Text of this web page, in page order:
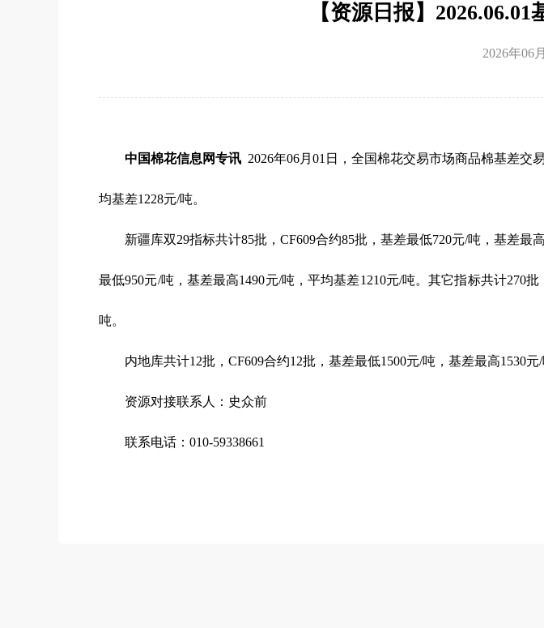
【资源日报】
2026年06
中国棉花信息网专讯 2026年06月01日，全国棉花交易市场商品棉基差交
均基差1228元/吨。
新疆库双29指标共计85批，CF609合约85批，基差最低720元/吨，基差最
最低950元/吨，基差最高1490元/吨，平均基差1210元/吨。其它指标共计270
吨。
内地库共计12批，CF609合约12批，基差最低1500元/吨，基差最高1530元/
资源对接联系人：史众前
联系电话：010-59338661